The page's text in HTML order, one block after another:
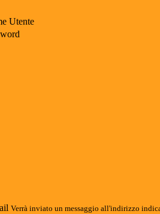
Utente
Verrà inviato un messaggio all'indirizzo